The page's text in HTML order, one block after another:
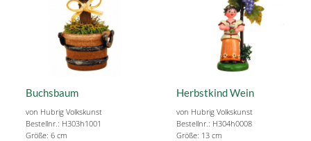
Buchsbaum
von Hubrig Volkskunst
Bestellnr.: H303h1001
Größe: 6 cm
Herbstkind Wein
von Hubrig Volkskunst
Bestellnr.: H304h0008
Größe: 13 cm